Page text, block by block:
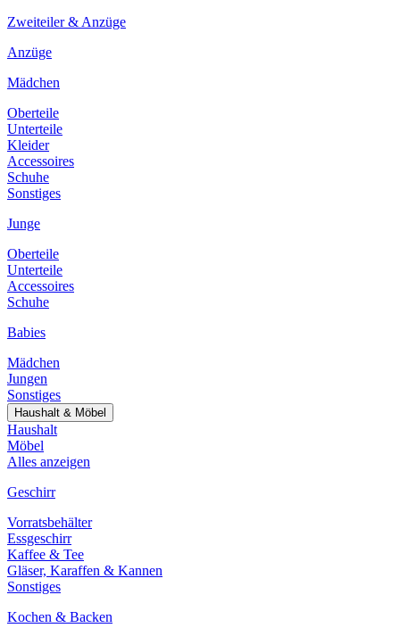
Zweiteiler & Anzüge
Anzüge
Mädchen
Oberteile
Unterteile
Kleider
Accessoires
Schuhe
Sonstiges
Junge
Oberteile
Unterteile
Accessoires
Schuhe
Babies
Mädchen
Jungen
Sonstiges
Haushalt & Möbel
Haushalt
Möbel
Alles anzeigen
Geschirr
Vorratsbehälter
Essgeschirr
Kaffee & Tee
Gläser, Karaffen & Kannen
Sonstiges
Kochen & Backen